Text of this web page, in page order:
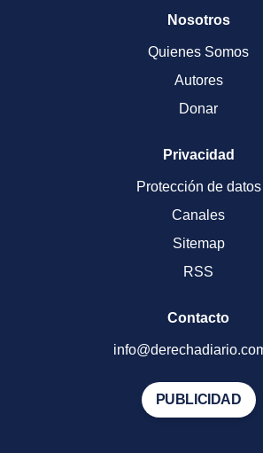
Nosotros
Quienes Somos
Autores
Donar
Privacidad
Protección de datos
Canales
Sitemap
RSS
Contacto
PUBLICIDAD